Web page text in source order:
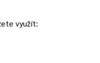
využít: